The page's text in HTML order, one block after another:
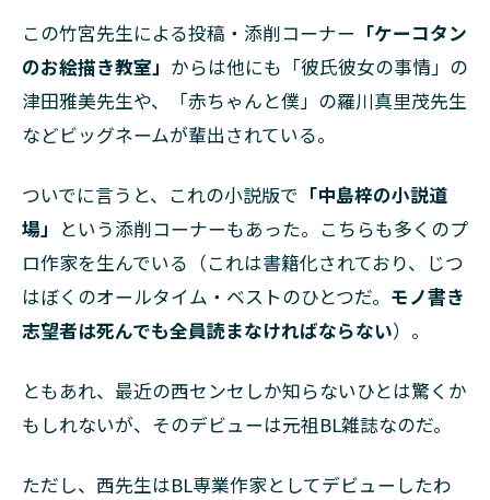
この竹宮先生による投稿・添削コーナー 「ケーコタン
のお絵描き教室」 からは他にも「彼氏彼女の事情」の
津田雅美先生や、「赤ちゃんと僕」の羅川真里茂先生
などビッグネームが輩出されている。
ついでに言うと、これの小説版で 「中島梓の小説道
場」 という添削コーナーもあった。こちらも多くのプ
ロ作家を生んでいる（これは書籍化されており、じつ
はぼくのオールタイム・ベストのひとつだ。 モノ書き
志望者は死んでも全員読まなければならない）。
ともあれ、最近の西センセしか知らないひとは驚くか
もしれないが、そのデビューは元祖BL雑誌なのだ。
ただし、西先生はBL専業作家としてデビューしたわ